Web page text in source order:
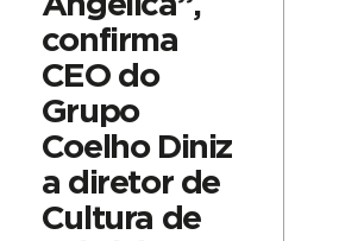
confirma
CEO do
Grupo
Coelho Diniz
a diretor de
Cultura de